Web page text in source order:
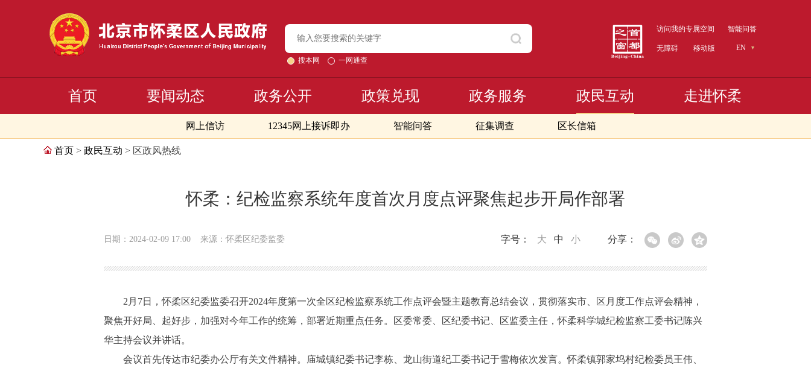
搜本网 一网通查
访问我的专属空间 智能问答
无障碍 移动版 EN
首页 要闻动态 政务公开 政策兑现 政务服务 政民互动
网上信访 12345网上接诉即办 智能问答 征集调查 区长信箱
走进怀柔
首页 > 政民互动 > 区政风热线
怀柔：纪检监察系统年度首次月度点评聚焦起步开局作部署
日期：2024-02-09 17:00 来源：怀柔区纪委监委 分享：
字号： 大 中 小
2月7日，怀柔区纪委监委召开2024年度第一次全区纪检监察系统工作点评会暨主题教育总结会议，贯彻落实市、区月度工作点评会精神，
聚焦开好局、起好步，加强对今年工作的统筹，部署近期重点任务。区委常委、区纪委书记、区监委主任，怀柔科学城纪检监察工委书记陈兴
华主持会议并讲话。
会议首先传达市纪委办公厅有关文件精神。庙城镇纪委书记李栋、龙山街道纪工委书记于雪梅依次发言。怀柔镇郭家坞村纪检委员王伟、